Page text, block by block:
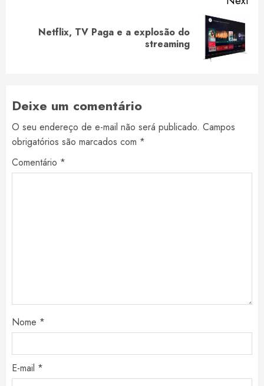
NextNetflix, TV Paga e a explosão do
streaming
Deixe um comentário
O seu endereço de e-mail não será publicado. Campos
obrigatórios são marcados com *
Comentário *
Nome *
E-mail *